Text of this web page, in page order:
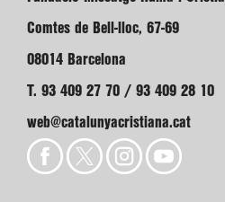
Comtes de Bell-lloc, 67-69
08014 Barcelona
T. 93 409 27 70 / 93 409 28 10
web@catalunyacristiana.cat